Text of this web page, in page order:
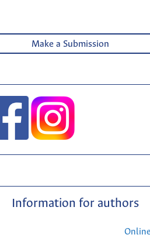
Make a Submission
Information for authors